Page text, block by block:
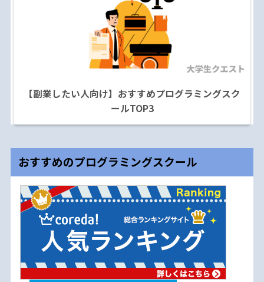
【副業したい人向け】おすすめプログラミングスク
ールTOP3
おすすめのプログラミングスクール